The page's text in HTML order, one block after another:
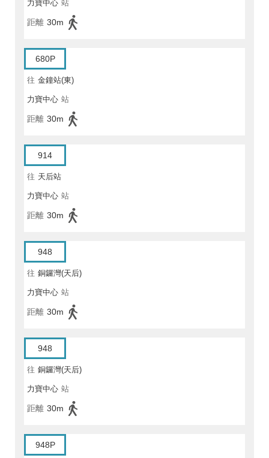
力寶中心 站
距離 30m
680P
往 金鐘站(東)
力寶中心 站
距離 30m
914
往 天后站
力寶中心 站
距離 30m
948
往 銅鑼灣(天后)
力寶中心 站
距離 30m
948
往 銅鑼灣(天后)
力寶中心 站
距離 30m
948P